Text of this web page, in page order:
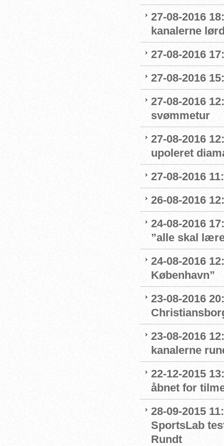
27-08-2016
kanalerne
27-08-2016
27-08-2016
27-08-2016
svømmetur
27-08-2016
upoleret
27-08-2016
26-08-2016
24-08-2016
”alle skal
24-08-2016
København”
23-08-2016
23-08-2016
kanalerne
22-12-2015
åbnet for
28-09-2015
SportsLab
Rundt